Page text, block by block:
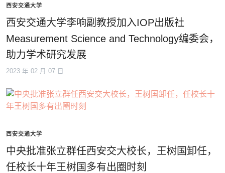
西安交通大学
西安交通大学李响副教授加入IOP出版社
Measurement Science and Technology编委会，
助力学术研究发展
2023 年 02 月 07 日
西安交通大学
中央批准张立群任西安交大校长，王树国卸任，
任校长十年王树国多有出圈时刻